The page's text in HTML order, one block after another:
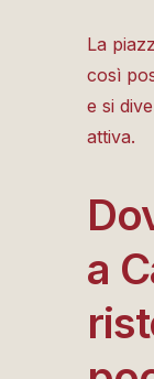
La
così
e si
attiva.
a